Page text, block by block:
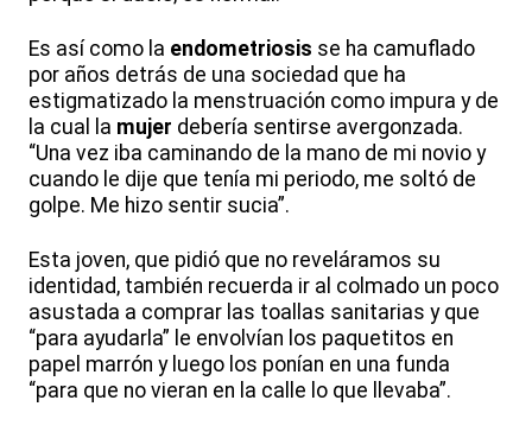
Es así como la endometriosis se ha camuflado
por años detrás de una sociedad que ha
estigmatizado la menstruación como impura y de
la cual la mujer debería sentirse avergonzada.
“Una vez iba caminando de la mano de mi novio y
cuando le dije que tenía mi periodo, me soltó de
golpe. Me hizo sentir sucia”.
Esta joven, que pidió que no reveláramos su
identidad, también recuerda ir al colmado un poco
asustada a comprar las toallas sanitarias y que
“para ayudarla” le envolvían los paquetitos en
papel marrón y luego los ponían en una funda
“para que no vieran en la calle lo que llevaba”.